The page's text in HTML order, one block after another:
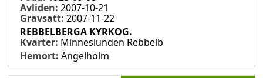
Avliden: 2007-10-21
Gravsatt: 2007-11-22
REBBELBERGA KYRKOG.
Kvarter: Minneslunden Rebbelb
Hemort: Ängelholm